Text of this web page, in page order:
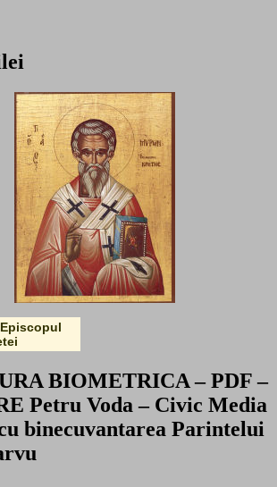
BIOMETRICA – PDF –
Petru Voda – Civic Media
binecuvantarea Parintelui